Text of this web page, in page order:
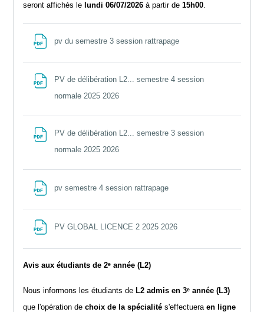
seront affichés le lundi 06/07/2026à partir de 15h00.
pv du semestre 3 session rattrapage
PV de délibération L2... semestre 4 session
normale 2025 2026
PV de délibération L2... semestre 3 session
normale 2025 2026
pv semestre 4 session rattrapage
PV GLOBAL LICENCE 2 2025 2026
Avis aux étudiants de 2ᵉ année (L2)
Nous informons les étudiants de L2 admis en 3ᵉ année (L3)
que l'opération de choix de la spécialités'effectuera en ligne